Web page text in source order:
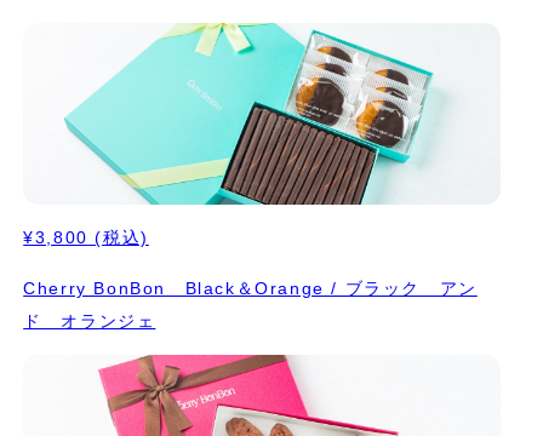
¥3,800 (税込)
Cherry BonBon Black＆Orange / ブラック アン
ド オランジェ